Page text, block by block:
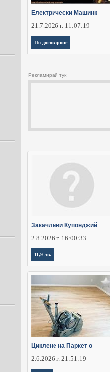
Електрически Машинк
21.7.2026 г. 11:07:19
По договаряне
Рекламирай тук
Закачливи Купонджий
2.8.2026 г. 16:00:33
11,9 лв.
Циклене на Паркет о
2.6.2026 г. 21:51:19